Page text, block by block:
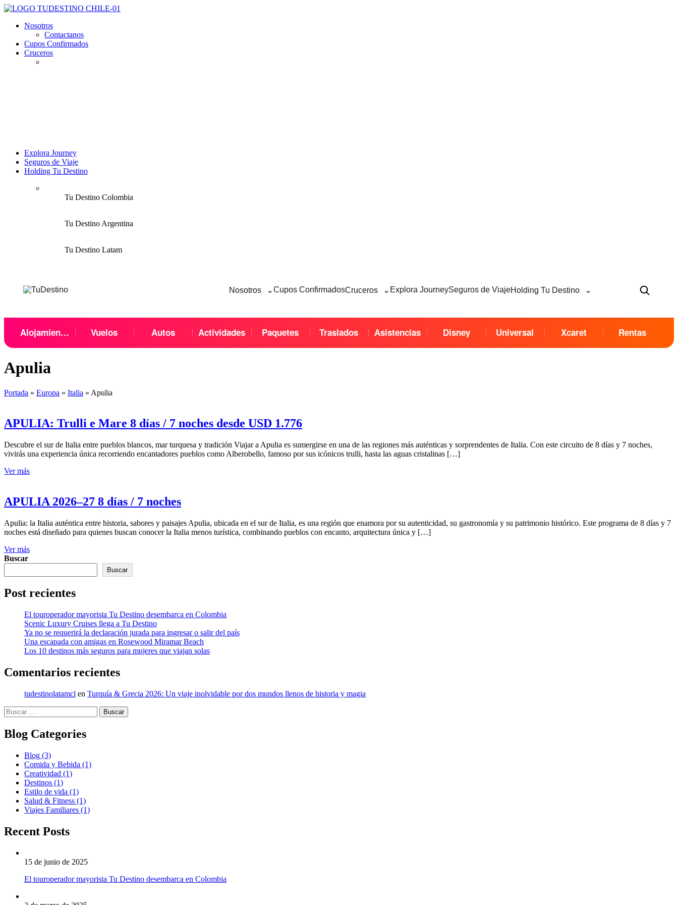
Nosotros
Contactanos
Cupos Confirmados
Cruceros
Explora Journey
Seguros de Viaje
Holding Tu Destino
Tu Destino Colombia
Tu Destino Argentina
Tu Destino Latam
Nosotros ⌄Cupos ConfirmadosCruceros ⌄ Explora JourneySeguros de ViajeHolding Tu Destino ⌄
Alojamientos Vuelos Autos Actividades Paquetes Traslados Asistencias Disney Universal Xcaret Rentas
Apulia
Portada » Europa » Italia » Apulia
APULIA: Trulli e Mare 8 días / 7 noches desde USD 1.776
Descubre el sur de Italia entre pueblos blancos, mar turquesa y tradición Viajar a Apulia es sumergirse en una de las regiones más auténticas y sorprendentes de Italia. Con este circuito de 8 días y 7 noches,
vivirás una experiencia única recorriendo encantadores pueblos como Alberobello, famoso por sus icónicos trulli, hasta las aguas cristalinas […]
Ver más
APULIA 2026–27 8 días / 7 noches
Apulia: la Italia auténtica entre historia, sabores y paisajes Apulia, ubicada en el sur de Italia, es una región que enamora por su autenticidad, su gastronomía y su patrimonio histórico. Este programa de 8 días y 7
noches está diseñado para quienes buscan conocer la Italia menos turística, combinando pueblos con encanto, arquitectura única y […]
Ver más
Buscar
Buscar
Post recientes
El touroperador mayorista Tu Destino desembarca en Colombia
Scenic Luxury Cruises llega a Tu Destino
Ya no se requerirá la declaración jurada para ingresar o salir del país
Una escapada con amigas en Rosewood Miramar Beach
Los 10 destinos más seguros para mujeres que viajan solas
Comentarios recientes
tudestinolatamcl en Turquía & Grecia 2026: Un viaje inolvidable por dos mundos llenos de historia y magia
Buscar:
Blog Categories
Blog (3)
Comida y Bebida (1)
Creatividad (1)
Destinos (1)
Estilo de vida (1)
Salud & Fitness (1)
Viajes Familiares (1)
Recent Posts
15 de junio de 2025
El touroperador mayorista Tu Destino desembarca en Colombia